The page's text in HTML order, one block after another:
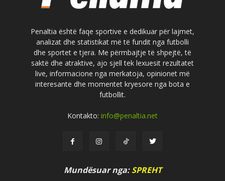
Penaltia është faqe sportive e dedikuar për lajmet,
analizat dhe statistikat më të fundit nga futbolli
dhe sportet e tjera. Me përmbajtje të shpejtë, të
saktë dhe atraktive, ajo sjell tek lexuesit rezultatet
live, informacione nga merkatoja, opinionet më
interesante dhe momentet kryesore nga bota e
futbollit.
Kontakto: info@penaltia.net
Mundësuar nga:SPREHT